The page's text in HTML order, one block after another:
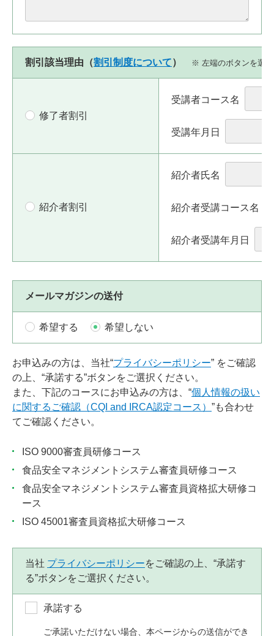
割引該当理由（割引制度について） ※ 左端のボタンを選
修了者割引
受講者コース名
受講年月日
紹介者割引
紹介者氏名
紹介者受講コース名
紹介者受講年月日
メールマガジンの送付
希望する 希望しない
お申込みの方は、当社“プライバシーポリシー” をご確認
の上、“承諾する”ボタンをご選択ください。
また、下記のコースにお申込みの方は、“個人情報の扱い
に関するご確認（CQI and IRCA認定コース） ”も合わせ
てご確認ください。
ISO 9000審査員研修コース
食品安全マネジメントシステム審査員研修コース
食品安全マネジメントシステム審査員資格拡大研修コ
ース
ISO 45001審査員資格拡大研修コース
当社 プライバシーポリシーをご確認の上、“承諾す
る”ボタンをご選択ください。
承諾する
ご承諾いただけない場合、本ページからの送信ができ